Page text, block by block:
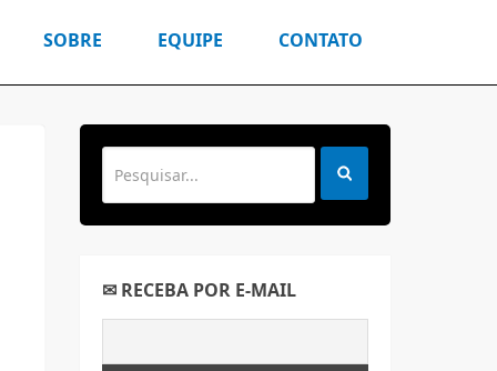
SOBRE EQUIPE CONTATO
✉ RECEBA POR E-MAIL